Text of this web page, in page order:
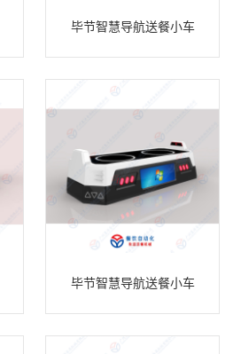
毕节智慧导航送餐小车
毕节智慧导航送餐小车